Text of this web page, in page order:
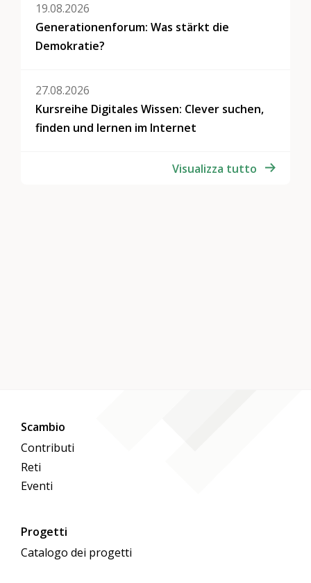
19.08.2026
Generationenforum: Was stärkt die
Demokratie?
27.08.2026
Kursreihe Digitales Wissen: Clever suchen,
finden und lernen im Internet
Visualizza tutto
Scambio
Contributi
Reti
Eventi
Progetti
Catalogo dei progetti